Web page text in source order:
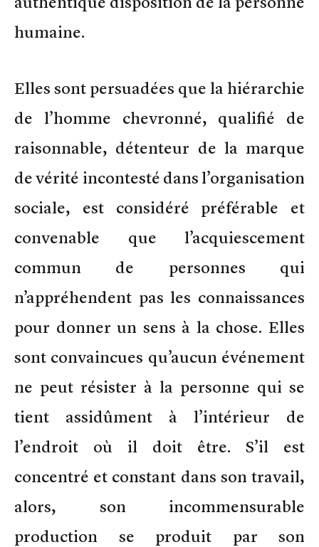
humaine.
Elles sont persuadées que la hiérarchie
de l’homme chevronné, qualifié de
raisonnable, détenteur de la marque
de vérité incontesté dans l’organisation
sociale, est considéré préférable et
convenable que l’acquiescement
commun de personnes qui
n’appréhendent pas les connaissances
pour donner un sens à la chose. Elles
sont convaincues qu’aucun événement
ne peut résister à la personne qui se
tient assidûment à l’intérieur de
l’endroit où il doit être. S’il est
concentré et constant dans son travail,
alors, son incommensurable
production se produit par son